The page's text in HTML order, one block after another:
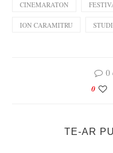
CINEMARATON
ION CARAMITRU
0
0
TE-AR